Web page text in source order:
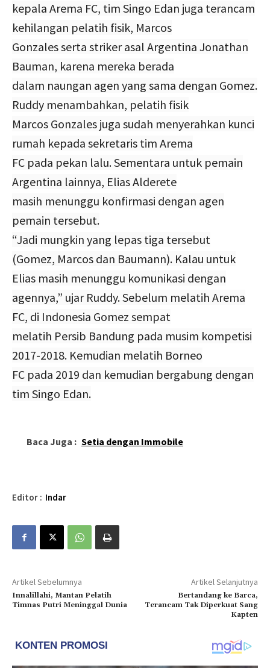
kepala Arema FC, tim Singo Edan juga terancam
kehilangan pelatih fisik, Marcos
Gonzales serta striker asal Argentina Jonathan
Bauman, karena mereka berada
dalam naungan agen yang sama dengan Gomez.
Ruddy menambahkan, pelatih fisik
Marcos Gonzales juga sudah menyerahkan kunci
rumah kepada sekretaris tim Arema
FC pada pekan lalu. Sementara untuk pemain
Argentina lainnya, Elias Alderete
masih menunggu konfirmasi dengan agen
pemain tersebut.
“Jadi mungkin yang lepas tiga tersebut
(Gomez, Marcos dan Baumann). Kalau untuk
Elias masih menunggu komunikasi dengan
agennya,” ujar Ruddy. Sebelum melatih Arema
FC, di Indonesia Gomez sempat
melatih Persib Bandung pada musim kompetisi
2017-2018. Kemudian melatih Borneo
FC pada 2019 dan kemudian bergabung dengan
tim Singo Edan.
Baca Juga : Setia dengan Immobile
Editor : Indar
Artikel Sebelumnya
Innalillahi, Mantan Pelatih
Timnas Putri Meninggal Dunia
Artikel Selanjutnya
Bertandang ke Barca,
Terancam Tak Diperkuat Sang
Kapten